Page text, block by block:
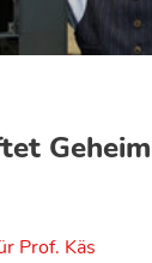
Prof. Käs